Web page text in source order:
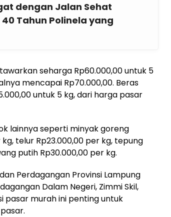
dengan Jalan Sehat
Tahun Polinela yang
seharga Rp60.000,00 untuk 5
mencapai Rp70.000,00. Beras
untuk 5 kg, dari harga pasar
lainnya seperti minyak goreng
telur Rp23.000,00 per kg, tepung
putih Rp30.000,00 per kg.
Perdagangan Provinsi Lampung
Dalam Negeri, Zimmi Skil,
pasar murah ini penting untuk